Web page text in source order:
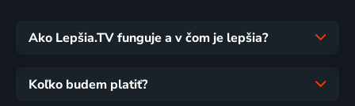
Ako Lepšia.TV funguje a v čom je lepšia?
Koľko budem platiť?